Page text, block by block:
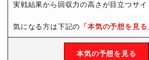
実戦結果から回収力の高さが目立つサイ
気になる方は下記の 「本気の予想を見る
本気の予想を見る